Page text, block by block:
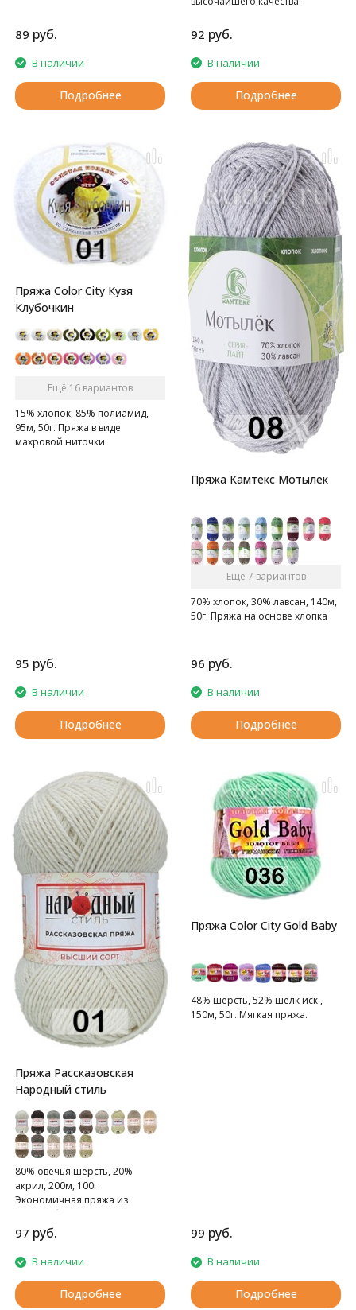
89 руб.
В наличии
Подробнее
92 руб.
В наличии
Подробнее
Пряжа Color City Кузя
Клубочкин
Ещё 16 вариантов
15% хлопок, 85% полиамид,
95м, 50г. Пряжа в виде
махровой ниточки.
95 руб.
В наличии
Подробнее
Пряжа Камтекс Мотылек
Ещё 7 вариантов
70% хлопок, 30% лавсан, 140м,
50г. Пряжа на основе хлопка
96 руб.
В наличии
Подробнее
Пряжа Рассказовская
Народный стиль
80% овечья шерсть, 20%
акрил, 200м, 100г.
Экономичная пряжа из
97 руб.
В наличии
Подробнее
Пряжа Color City Gold Baby
48% шерсть, 52% шелк иск.,
150м, 50г. Мягкая пряжа.
99 руб.
В наличии
Подробнее